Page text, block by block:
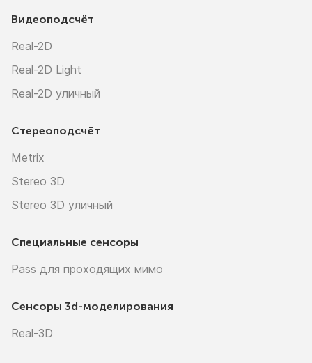
Видеоподсчёт
Real-2D
Real-2D Light
Real-2D уличный
Стереоподсчёт
Metrix
Stereo 3D
Stereo 3D уличный
Специальные сенсоры
Pass для проходящих мимо
Сенсоры 3d-моделирования
Real-3D